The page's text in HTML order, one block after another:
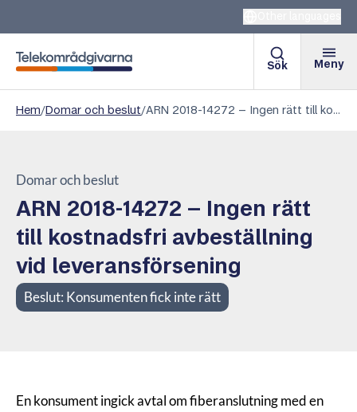
Telekområdgivarna
Sök Meny
Hem/Domar och beslut/ ARN 2018-14272 – Ingen rätt till kostnadsfri avbeställning vid leveransförsening
Domar och beslut
ARN 2018-14272 – Ingen rätt
till kostnadsfri avbeställning
vid leveransförsening
Beslut: Konsumenten fick inte rätt
En konsument ingick avtal om fiberanslutning med en